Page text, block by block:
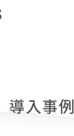
導入事例